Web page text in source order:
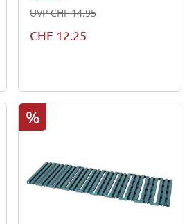
CHF 12.25
UVP CHF 14.95
%